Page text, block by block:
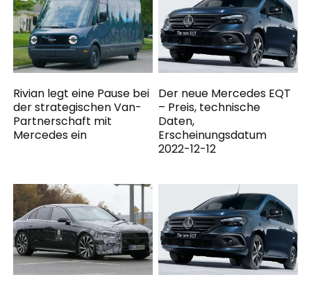
Rivian legt eine Pause bei
der strategischen Van-
Partnerschaft mit
Mercedes ein
Der neue Mercedes EQT
– Preis, technische
Daten,
Erscheinungsdatum
2022-12-12